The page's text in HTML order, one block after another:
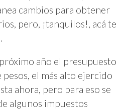
cambios para obtener
pero, ¡tanquilos!, acá te
año el presupuesto
pesos, el más alto ejercido
ahora, pero para eso se
algunos impuestos